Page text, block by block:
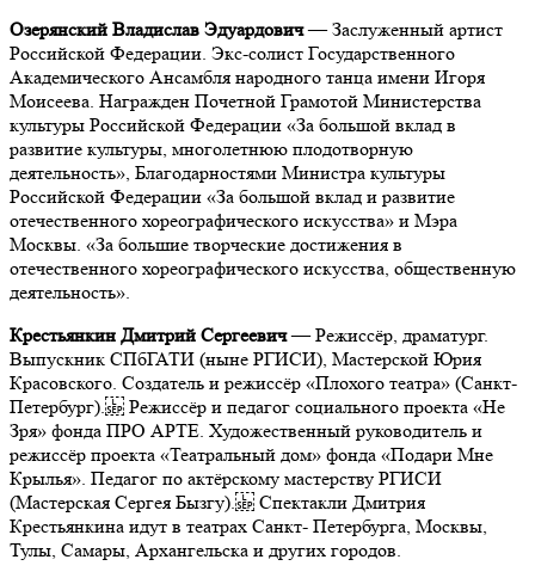
Озерянский Владислав Эдуардович— Заслуженный артист
Российской Федерации. Экс-солист Государственного
Академического Ансамбля народного танца имени Игоря
Моисеева. Награжден Почетной Грамотой Министерства
культуры Российской Федерации «За большой вклад в
развитие культуры, многолетнюю плодотворную
деятельность», Благодарностями Министра культуры
Российской Федерации «За большой вклад и развитие
отечественного хореографического искусства» и Мэра
Москвы. «За большие творческие достижения в
отечественного хореографического искусства, общественную
деятельность».
Крестьянкин Дмитрий Сергеевич— Режиссёр, драматург.
Выпускник СПбГАТИ (ныне РГИСИ), Мастерской Юрия
Красовского. Создатель и режиссёр «Плохого театра» (Санкт-
Петербург). Режиссёр и педагог социального проекта «Не
Зря» фонда ПРО АРТЕ. Художественный руководитель и
режиссёр проекта «Театральный дом» фонда «Подари Мне
Крылья». Педагог по актёрскому мастерству РГИСИ
(Мастерская Сергея Бызгу). Спектакли Дмитрия
Крестьянкина идут в театрах Санкт- Петербурга, Москвы,
Тулы, Самары, Архангельска и других городов.